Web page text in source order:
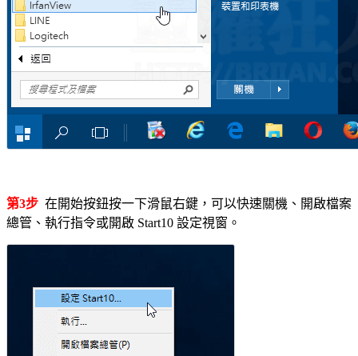
第3步 在開始按鈕按一下滑鼠右鍵，可以快速關機、開啟檔案
總管、執行指令或開啟 Start10 設定視窗。